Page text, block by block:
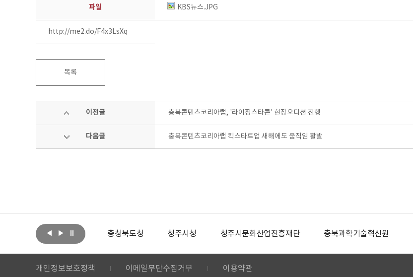
파일 KBS뉴스.JPG
http://me2.do/F4x3LsXq
목록
이전글 충북콘텐츠코리아랩, '라이징스타콘' 현장오디션 진행
다음글 충북콘텐츠코리아랩 킥스타트업 새해에도 움직임 활발
문화체육관광부 충청북도청 청주시청 청주시문화산업진흥재단 충북과학기술혁신원
개인정보보호정책 이메일무단수집거부 이용약관